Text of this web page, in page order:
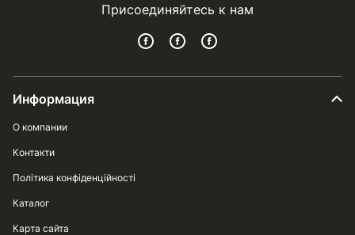
Присоединяйтесь к нам
Информация
О компании
Контакти
Політика конфіденційності
Каталог
Карта сайта